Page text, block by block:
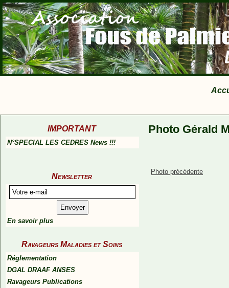
IMPORTANT
N°SPECIAL LES CEDRES News !!!
Newsletter
En savoir plus
Ravageurs Maladies et Soins
Réglementation
DGAL DRAAF ANSES
Ravageurs Publications
Photo Gérald
Photo précédente